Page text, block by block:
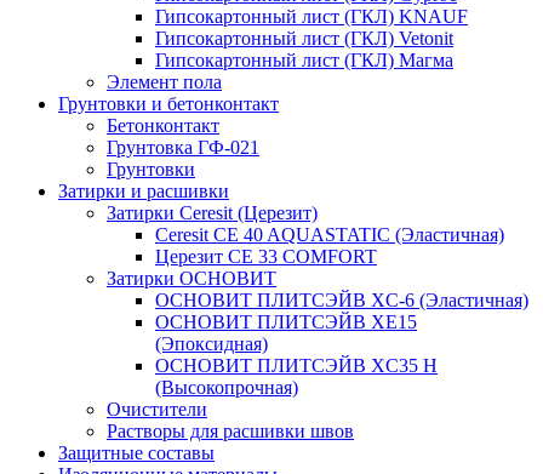
Гипсокартонный лист (ГКЛ) KNAUF
Гипсокартонный лист (ГКЛ) Vetonit
Гипсокартонный лист (ГКЛ) Магма
Элемент пола
Грунтовки и бетонконтакт
Бетонконтакт
Грунтовка ГФ-021
Грунтовки
Затирки и расшивки
Затирки Ceresit (Церезит)
Ceresit CE 40 AQUASTATIC (Эластичная)
Церезит CE 33 COMFORT
Затирки ОСНОВИТ
ОСНОВИТ ПЛИТСЭЙВ XC-6 (Эластичная)
ОСНОВИТ ПЛИТСЭЙВ XЕ15
(Эпоксидная)
ОСНОВИТ ПЛИТСЭЙВ XС35 Н
(Высокопрочная)
Очистители
Растворы для расшивки швов
Защитные составы